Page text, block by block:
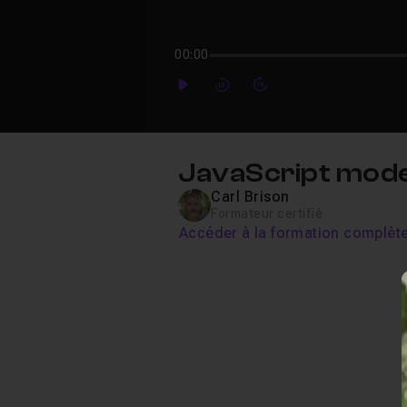
00:00
PlayForwardForward
JavaScript
Carl Brison
Accéder à la formation